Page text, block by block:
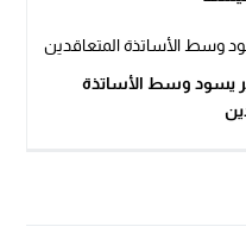
يسود وسط الأساتذة